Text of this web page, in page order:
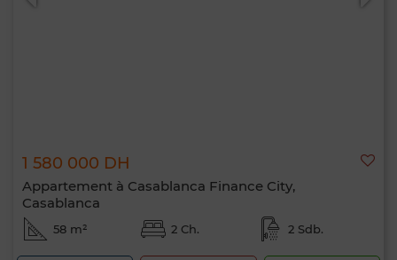
1 580 000 DH
Appartement à Casablanca Finance City,
Casablanca
58 m² 2 Ch. 2 Sdb.